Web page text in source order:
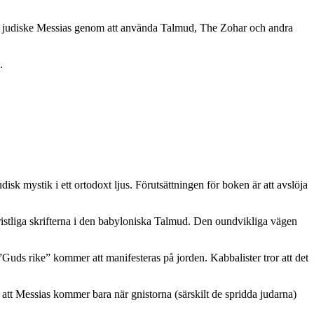
Messias genom att använda Talmud, The Zohar och andra
mystik i ett ortodoxt ljus. Förutsättningen för boken är att avslöja
skrifterna i den babyloniska Talmud. Den oundvikliga vägen
rike” kommer att manifesteras på jorden. Kabbalister tror att det
Messias kommer bara när gnistorna (särskilt de spridda judarna)